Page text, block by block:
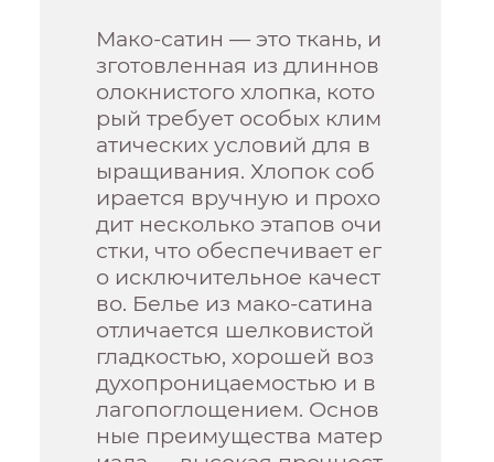
Мако-сатин — это ткань, и
зготовленная из длиннов
олокнистого хлопка, кото
рый требует особых клим
атических условий для в
ыращивания. Хлопок соб
ирается вручную и прохо
дит несколько этапов очи
стки, что обеспечивает ег
о исключительное качест
во. Белье из мако-сатина
отличается шелковистой
гладкостью, хорошей воз
духопроницаемостью и в
лагопоглощением. Основ
ные преимущества матер